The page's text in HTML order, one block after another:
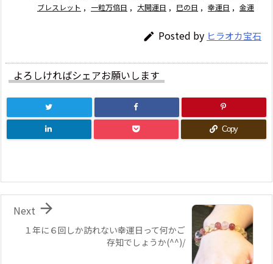
ブレスレット , 一粒万倍日 , 大開運日 , 巳の日 , 幸運日 , 金運
 Posted by ヒラオカ宝石
よろしければシェアお願いします
Copy
１年に６回しか訪れない幸運日って何かご
存知でしょうか(^^)/

Next